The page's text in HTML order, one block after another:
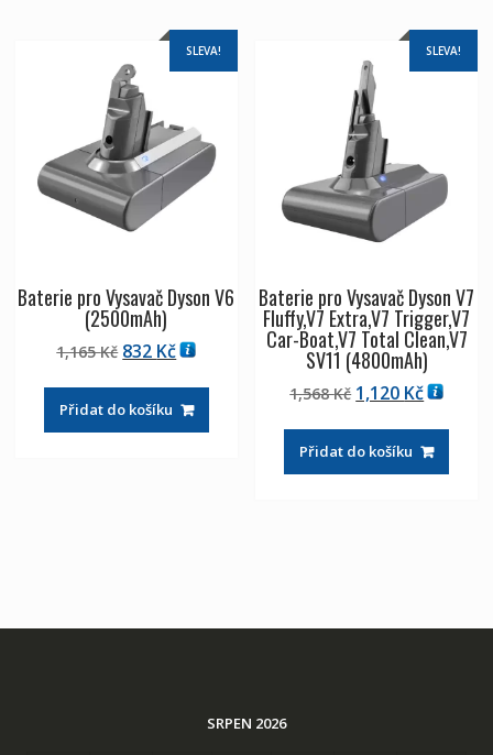
SLEVA!
Baterie pro Vysavač Dyson V6
(2500mAh)
1,165Kč Původní
byla:
1,165 Kč
832 KčAktuální
je:
832 Kč
Přidat do košíku
SLEVA!
Baterie pro Vysavač Dyson V7
Fluffy,V7 Extra,V7 Trigger,V7
Car-Boat,V7 Total Clean,V7
SV11 (4800mAh)
1,568Kč Původní
byla:
1,568 Kč
1,120 Kč
je:
1,120 Kč
Přidat do košíku
SRPEN 2026